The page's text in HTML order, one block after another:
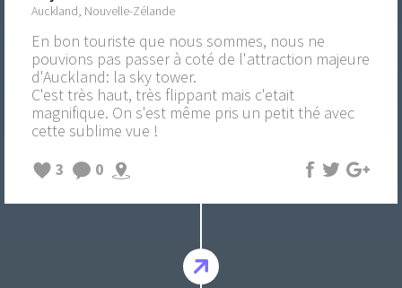
Auckland, Nouvelle-Zélande
En bon touriste que nous sommes, nous ne
pouvions pas passer à coté de l'attraction majeure
d'Auckland: la sky tower.
C'est très haut, très flippant mais c'etait
magnifique. On s'est même pris un petit thé avec
cette sublime vue !
3
0